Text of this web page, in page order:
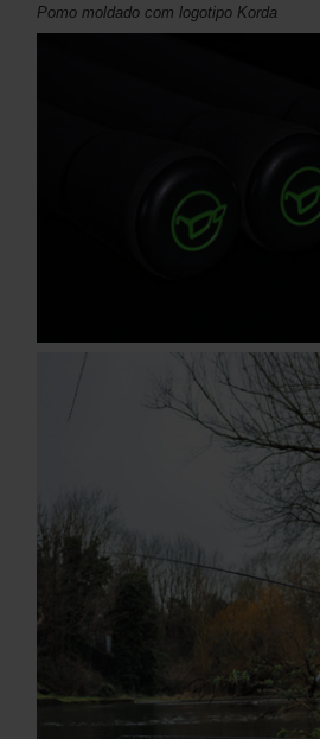
Pomo moldado com logotipo Korda